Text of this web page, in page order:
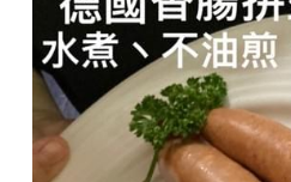
如何到艾德堡